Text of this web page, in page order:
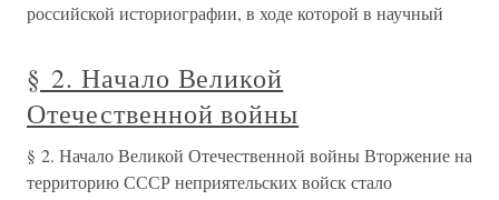
российской историографии, в ходе которой в научный
§ 2. Начало Великой
Отечественной войны
§ 2. Начало Великой Отечественной войны Вторжение на
территорию СССР неприятельских войск стало